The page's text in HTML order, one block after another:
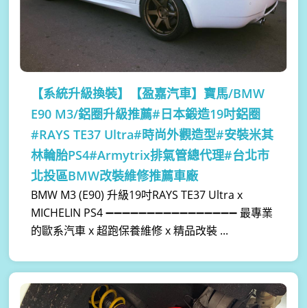
【系統升級換裝】
【盈嘉汽車】寶馬/BMW
E90 M3/鋁圈升級推薦#日本鍛造19吋鋁圈
#RAYS TE37 Ultra#時尚外觀造型#安裝米其
林輪胎PS4#Armytrix排氣管總代理#台北市
北投區BMW改裝維修推薦車廠
BMW M3 (E90) 升級19吋RAYS TE37 Ultra x
MICHELIN PS4 ➖➖➖➖➖➖➖➖➖➖➖➖➖➖➖➖ 最專業
的歐系汽車 x 超跑保養維修 x 精品改裝 ...